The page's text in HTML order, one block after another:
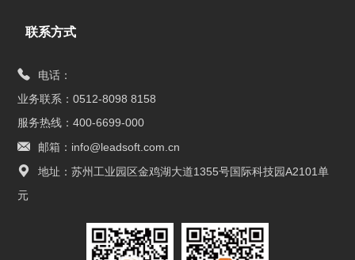
联系方式
电话：
业务联系：0512-8098 8158
服务热线：400-6699-000
邮箱：info@leadsoft.com.cn
地址：苏州工业园区金鸡湖大道1355号国际科技园A2101单
元